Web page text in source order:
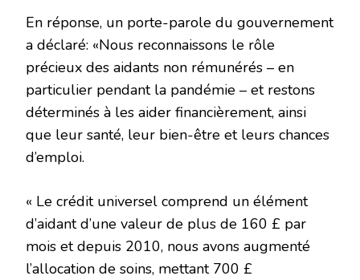
En réponse, un porte-parole du gouvernement
a déclaré: «Nous reconnaissons le rôle
précieux des aidants non rémunérés – en
particulier pendant la pandémie – et restons
déterminés à les aider financièrement, ainsi
que leur santé, leur bien-être et leurs chances
d’emploi.
« Le crédit universel comprend un élément
d’aidant d’une valeur de plus de 160 £ par
mois et depuis 2010, nous avons augmenté
l’allocation de soins, mettant 700 £